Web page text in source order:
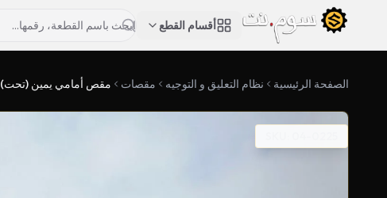
أقسام القطع
الصفحة الرئيسية نظام التعليق و التوجيه مقصات مقص أمامي يمين (تحت)